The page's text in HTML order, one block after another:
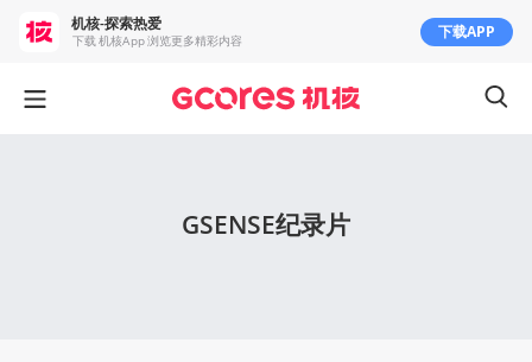
GSENSE纪录片
机核-探索热爱
下载 机核App 浏览更多精彩内容 下载APP